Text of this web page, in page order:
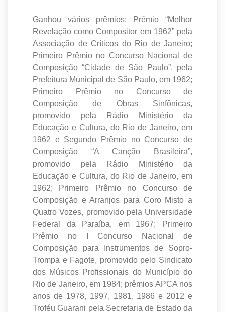
Ganhou vários prêmios: Prêmio “Melhor
Revelação como Compositor em 1962” pela
Associação de Críticos do Rio de Janeiro;
Primeiro Prêmio no Concurso Nacional de
Composição “Cidade de São Paulo”, pela
Prefeitura Municipal de São Paulo, em 1962;
Primeiro Prêmio no Concurso de
Composição de Obras Sinfônicas,
promovido pela Rádio Ministério da
Educação e Cultura, do Rio de Janeiro, em
1962 e Segundo Prêmio no Concurso de
Composição “A Canção Brasileira”,
promovido pela Rádio Ministério da
Educação e Cultura, do Rio de Janeiro, em
1962; Primeiro Prêmio no Concurso de
Composição e Arranjos para Coro Misto a
Quatro Vozes, promovido pela Universidade
Federal da Paraíba, em 1967; Primeiro
Prêmio no I Concurso Nacional de
Composição para Instrumentos de Sopro-
Trompa e Fagote, promovido pelo Sindicato
dos Músicos Profissionais do Município do
Rio de Janeiro, em 1984; prêmios APCA nos
anos de 1978, 1997, 1981, 1986 e 2012 e
Troféu Guarani pela Secretaria de Estado da